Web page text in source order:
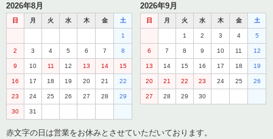
2026年8月
日 月 火 水 木 金 土
1
2 3 4 5 6 7 8
9 10 11 12 13 14 15
16 17 18 19 20 21 22
23 24 25 26 27 28 29
30 31
2026年9月
日 月 火 水 木 金 土
1 2 3 4 5
6 7 8 9 10 11 12
13 14 15 16 17 18 19
20 21 22 23 24 25 26
27 28 29 30
赤文字の日は営業をお休みとさせていただいております。